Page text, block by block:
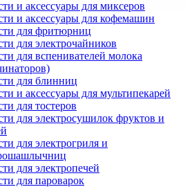
и аксессуары для миксеров
и аксессуары для кофемашин
для фритюрниц
для электрочайников
для вспенивателей молока
для блинниц
и аксессуары для мультипекарей
для тостеров
для электросушилок фруктов и
для электрогриля и
для электропечей
для пароварок